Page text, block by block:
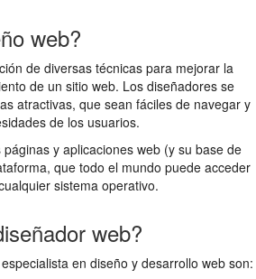
web?
de diversas técnicas para mejorar la
de un sitio web. Los diseñadores se
atractivas, que sean fáciles de navegar y
de los usuarios.
y aplicaciones web (y su base de
que todo el mundo puede acceder
sistema operativo.
web?
en diseño y desarrollo web son: